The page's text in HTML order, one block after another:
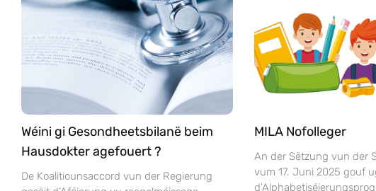
Wéini gi Gesondheetsbilanë beim
Hausdokter agefouert ?
De Koalitiounsaccord vun der Regierung
MILA Nofolleger
An der Sëtzung vun der
vum 17. Juni 2025 gouf